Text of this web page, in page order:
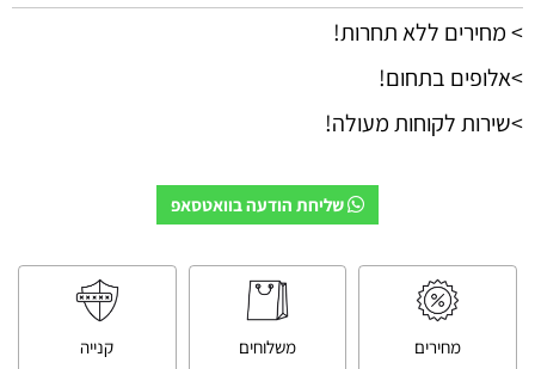
> מחירים ללא תחרות!
>אלופים בתחום!
>שירות לקוחות מעולה!
שליחת הודעה בוואטסאפ
מחירים
משלוחים
קנייה